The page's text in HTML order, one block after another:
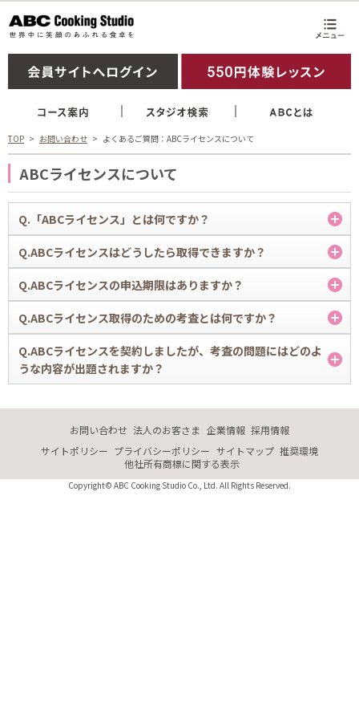
TOP お問い合わせ よくあるご質問：ABCライセンスについて
ABCライセンスについて
Q.「ABCライセンス」とは何ですか？
A.
「ABCライセンス」とは、クッキング・ブレッド・ケーキコースの知識
または技術を習得したことを、ABCクッキングスタジオが認定した証で
す。ABCクッキングスタジオでの指定の課程を修了後、考査に合格いた
をご案内しております。
詳しくはこちら
Q.ABCライセンスはどうしたら取得できますか？
A.
ABCライセンスの取得には別途料金を申し受けます。また、ABCライセ
ンスの取得のためには、ABCクッキングスタジオでの指定の課程を修了
後、技術及び筆記考査で一定の基準を満たす必要があります。 技術及び
はお通いのスタジオにお問い合わせください。（クッキングライセンス
取得条件には、クッキングコース月謝制での受講回数も含まれます。）
詳しくはこちら
Q.ABCライセンスの申込期限はありますか？
A.
ABCライセンスにつきましては、申込み期限はございません。
Q.ABCライセンス取得のための考査とは何ですか？
A.
自信をもってそれまでに学んでいただいた技能を活かし「ABCライセン
ス」をご活用いただくためにABCライセンス契約者の方を対象に実技・
ております。（考査はクッキング・ブレッド・ケーキコースともに指定
Q.ABCライセンスを契約しましたが、考査の問題にはどのよ
うな内容が出題されますか？
ABCライセンス考査問題につきましては、会員サイト「ABC Cooking
MEMBER'S」のMYページ「ABCライセンス考査のご案内」よりご覧いた
おります。
お問い合わせ 法人のお客さま 企業情報 採用情報
サイトポリシー プライバシーポリシー サイトマップ 推奨環境
他社所有商標に関する表示
Copyright© ABC Cooking Studio Co., Ltd. All Rights Reserved.